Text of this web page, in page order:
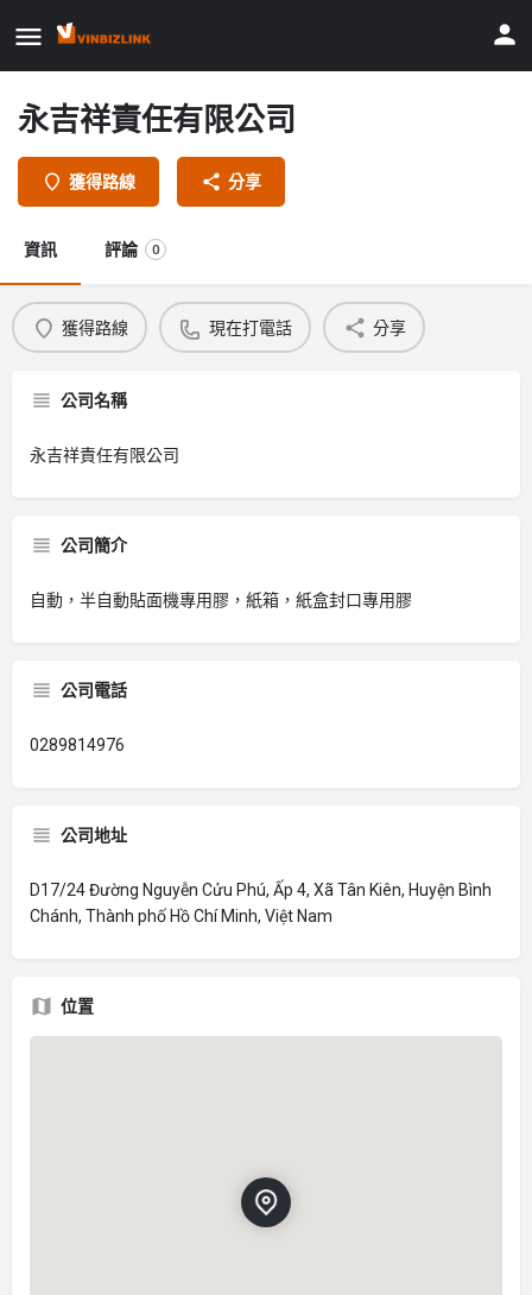
永吉祥責任有限公司
獲得路線 分享
資訊 評論 0
獲得路線 現在打電話 分享
公司名稱
永吉祥責任有限公司
公司簡介
自動，半自動貼面機專用膠，紙箱，紙盒封口專用膠
公司電話
0289814976
公司地址
D17/24 Đường Nguyễn Cửu Phú, Ấp 4, Xã Tân Kiên, Huyện Bình
Chánh, Thành phố Hồ Chí Minh, Việt Nam
位置